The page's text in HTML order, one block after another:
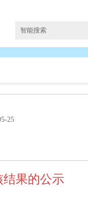
25
结果的公示